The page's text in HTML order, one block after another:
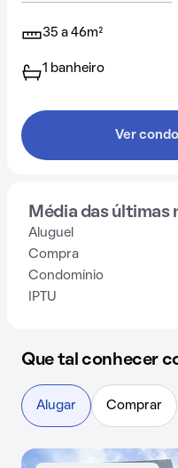
35 a 46m²
1 banheiro
Ver
Média das últimas
Aluguel
Compra
Condomínio
IPTU
Que tal conhecer
Alugar Comprar